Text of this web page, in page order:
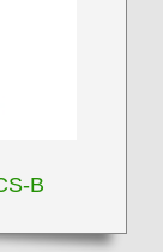
B